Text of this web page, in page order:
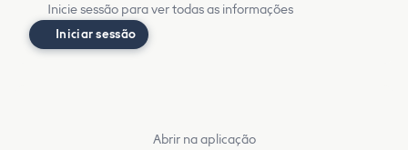
Inicie sessão para ver todas as informações
Iniciar sessão
Abrir na aplicação